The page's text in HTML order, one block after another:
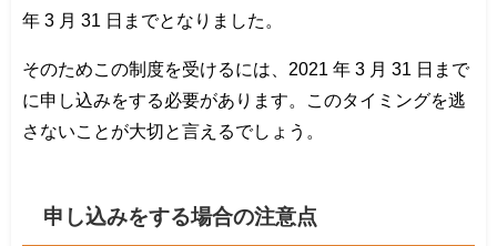
年 3 月 31 日までとなりました。
そのためこの制度を受けるには、2021 年 3 月 31 日まで
に申し込みをする必要があります。このタイミングを逃
さないことが大切と言えるでしょう。
申し込みをする場合の注意点